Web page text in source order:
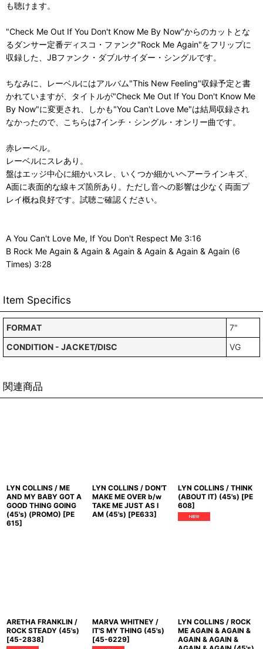
も聴けます。
"Check Me Out If You Don't Know Me By Now"からのカットとな
るダンサー定番ディスコ・ファンク"Rock Me Again"をフリップに
収録した、JBファンク・ダブルサイダー・シングルです。
ちなみに、レーベルにはアルバム"This New Feeling"収録予定と書
かれていますが、タイトルが"Check Me Out If You Don't Know Me
By Now"に変更され、しかも"You Can't Love Me"は結局収録され
なかったので、こちらは7インチ・シングル・オンリー曲です。
赤レーベル。
レーベルにスレあり。
盤はエッジ中心に細かいスレ、いくつか細かいヘアーラインキズ、
A面に表面的な線キズ箇所あり。ただし音への影響は少なく両面プ
レイ概ね良好です。試聴ご確認ください。
A You Can't Love Me, If You Don't Respect Me 3:16
B Rock Me Again & Again & Again & Again & Again & Again (6
Times) 3:28
Item Specifics
FORMAT
7"
CONDITION - JACKET/DISC
VG
関連商品
LYN COLLINS / ME
AND MY BABY GOT A
GOOD THING GOING
(45's) (PROMO) [PE
615]
LYN COLLINS / DON'T
MAKE ME OVER b/w
TAKE ME JUST AS I
AM (45's) [PE633]
LYN COLLINS / THINK
(ABOUT IT) (45's) [PE
608]
ARETHA FRANKLIN /
ROCK STEADY (45's)
[45-2838]
MARVA WHITNEY /
IT'S MY THING (45's)
[45-6229]
LYN COLLINS / ROCK
ME AGAIN & AGAIN &
AGAIN & AGAIN &